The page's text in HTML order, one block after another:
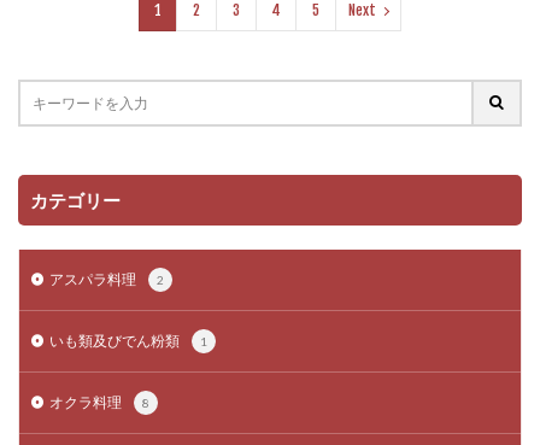
1 2 3 4 5 Next
カテゴリー
アスパラ料理 2
いも類及びでん粉類 1
オクラ料理 8